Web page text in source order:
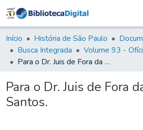
&
Coleções
Tudo na
Biblioteca
Estatísticas
Início História de São Paulo
Busca Integrada
Para o Dr. Juis de Fora da Vila de Santos.
Para o Dr. Juis de Fora
Santos.